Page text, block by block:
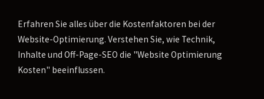
Erfahren Sie alles über die Kostenfaktoren bei der
Website-Optimierung. Verstehen Sie, wie Technik,
Inhalte und Off-Page-SEO die "Website Optimierung
Kosten" beeinflussen.